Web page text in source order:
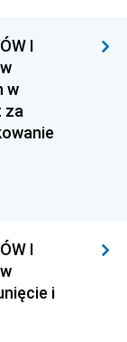
I
w
za
I
i